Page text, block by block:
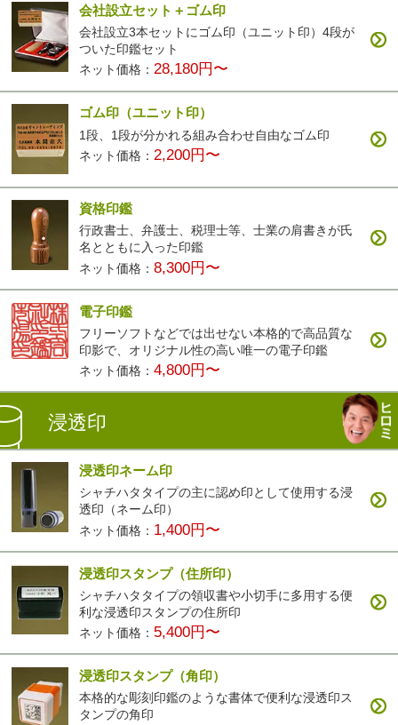
会社設立セット＋ゴム印
会社設立3本セットにゴム印（ユニット印）4段が
ついた印鑑セット
ネット価格：28,180円〜
ゴム印（ユニット印）
1段、1段が分かれる組み合わせ自由なゴム印
ネット価格： 2,200円〜
資格印鑑
行政書士、弁護士、税理士等、士業の肩書きが氏
名とともに入った印鑑
ネット価格：8,300円〜
電子印鑑
フリーソフトなどでは出せない本格的で高品質な
印影で、オリジナル性の高い唯一の電子印鑑
ネット価格：4,800円〜
浸透印
浸透印ネーム印
シャチハタタイプの主に認め印として使用する浸
透印（ネーム印）
ネット価格： 1,400円〜
浸透印スタンプ（住所印）
シャチハタタイプの領収書や小切手に多用する便
利な浸透印スタンプの住所印
ネット価格： 5,400円〜
浸透印スタンプ（角印）
本格的な彫刻印鑑のような書体で便利な浸透印ス
タンプの角印